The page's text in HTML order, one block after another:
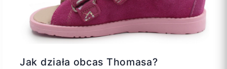
Jak działa obcas Thomasa?